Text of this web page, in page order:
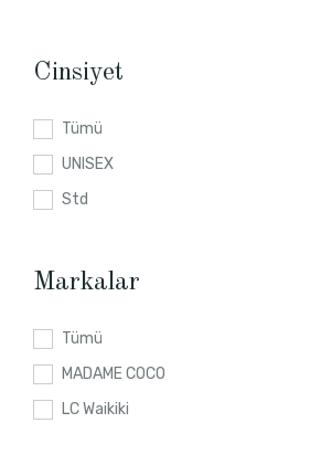
Cinsiyet
Tümü
UNISEX
Std
Markalar
Tümü
MADAME COCO
LC Waikiki